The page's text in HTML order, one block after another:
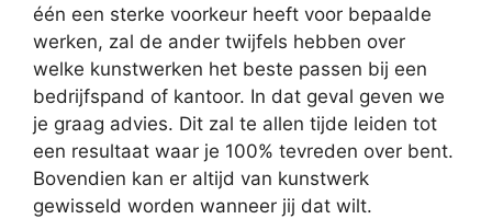
één een sterke voorkeur heeft voor bepaalde
werken, zal de ander twijfels hebben over
welke kunstwerken het beste passen bij een
bedrijfspand of kantoor. In dat geval geven we
je graag advies. Dit zal te allen tijde leiden tot
een resultaat waar je 100% tevreden over bent.
Bovendien kan er altijd van kunstwerk
gewisseld worden wanneer jij dat wilt.